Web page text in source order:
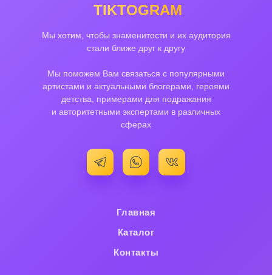
Мы хотим, чтобы знаменитости и их аудитория
стали ближе друг к другу
Мы поможем Вам связаться с популярными
артистами и актуальными блогерами, героями
детства, примерами для подражания
и авторитетными экспертами в различных
сферах
TIKTOGRAM
Контакты
Главная
Каталог